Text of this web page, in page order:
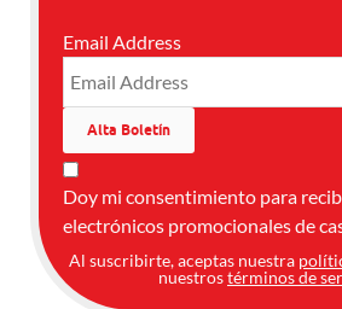
Email Address
Doy mi consentimiento para
electrónicos promocionales de
Al suscribirte, aceptas nuestra
nuestrostérminos de